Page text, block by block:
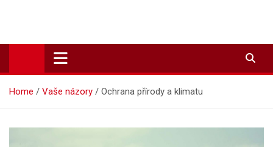
Zpravodajství-info.cz
Aktuality a informace on-line
Home Vaše názory Ochrana přírody a klimatu